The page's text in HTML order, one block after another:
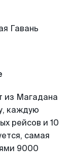
из Магадана
каждую
рейсов и 10
самая
9000